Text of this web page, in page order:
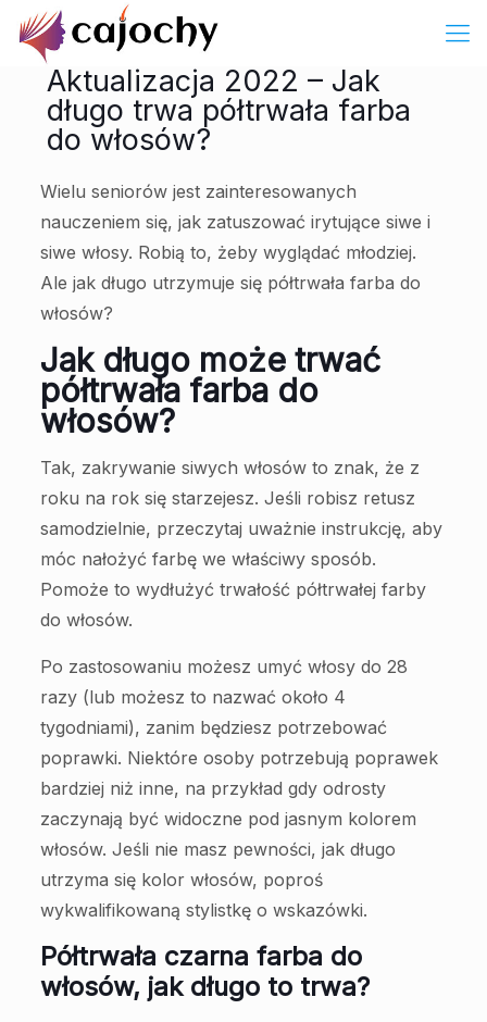
Aktualizacja 2022 – Jak
długo trwa półtrwała farba
do włosów?
Wielu seniorów jest zainteresowanych
nauczeniem się, jak zatuszować irytujące siwe i
siwe włosy. Robią to, żeby wyglądać młodziej.
Ale jak długo utrzymuje się półtrwała farba do
włosów?
Jak długo może trwać
półtrwała farba do
włosów?
Tak, zakrywanie siwych włosów to znak, że z
roku na rok się starzejesz. Jeśli robisz retusz
samodzielnie, przeczytaj uważnie instrukcję, aby
móc nałożyć farbę we właściwy sposób.
Pomoże to wydłużyć trwałość półtrwałej farby
do włosów.
Po zastosowaniu możesz umyć włosy do 28
razy (lub możesz to nazwać około 4
tygodniami), zanim będziesz potrzebować
poprawki. Niektóre osoby potrzebują poprawek
bardziej niż inne, na przykład gdy odrosty
zaczynają być widoczne pod jasnym kolorem
włosów. Jeśli nie masz pewności, jak długo
utrzyma się kolor włosów, poproś
wykwalifikowaną stylistkę o wskazówki.
Półtrwała czarna farba do
włosów, jak długo to trwa?